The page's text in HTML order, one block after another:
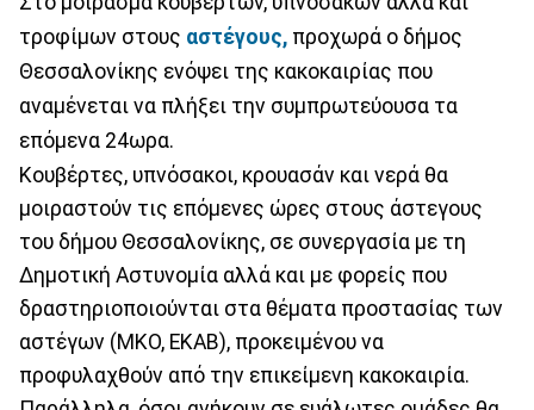
τροφίμων στους αστέγους, προχωρά ο δήμος
Θεσσαλονίκης ενόψει της κακοκαιρίας που
αναμένεται να πλήξει την συμπρωτεύουσα τα
επόμενα 24ωρα.
Κουβέρτες, υπνόσακοι, κρουασάν και νερά θα
μοιραστούν τις επόμενες ώρες στους άστεγους
του δήμου Θεσσαλονίκης, σε συνεργασία με τη
Δημοτική Αστυνομία αλλά και με φορείς που
δραστηριοποιούνται στα θέματα προστασίας των
αστέγων (ΜΚΟ, ΕΚΑΒ), προκειμένου να
προφυλαχθούν από την επικείμενη κακοκαιρία.